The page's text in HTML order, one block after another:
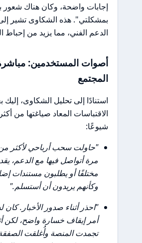
إجابات واضحة، وكان هناك شعور
بمشكلتي". هذه الشكاوى تشير
الدعم الفني، مما يزيد من إحباط
أصوات المستخدمين:
المجتمع
استنادًا إلى تحليل الشكاوى،
الاقتباسات المعاد صياغتها من
شيوعًا:
"حاولت سحب أرباحي لأكثر
مرة أتواصل فيها مع الدعم،
مختلفًا أو يطلبون مستندات
وكأنهم يريدون أن أستسلم."
"احذر أثناء صدور الأخبار.
تجمدت المنصة وأُغلقت الصفقة